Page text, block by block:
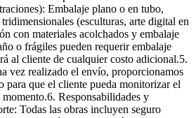
Embalaje plano o en tubo,
(esculturas, arte digital en
con materiales acolchados y embalaje
o frágiles pueden requerir embalaje
al cliente de cualquier costo adicional.5.
vez realizado el envío, proporcionamos
para que el cliente pueda monitorizar el
Responsabilidades y
Todas las obras incluyen seguro